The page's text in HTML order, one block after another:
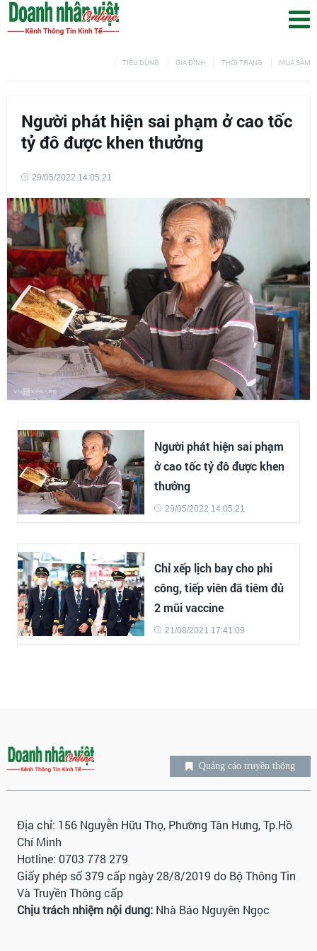
TIÊU DÙNG GIA ĐÌNH THỜI TRANG MUA SẮM
Người phát hiện sai phạm ở cao tốc
tỷ đô được khen thưởng
29/05/2022 14:05:21
Người phát hiện sai phạm
ở cao tốc tỷ đô được khen
thưởng
29/05/2022 14:05:21
Chỉ xếp lịch bay cho phi
công, tiếp viên đã tiêm đủ
2 mũi vaccine
21/08/2021 17:41:09
Quảng cáo truyền thông
Địa chỉ: 156 Nguyễn Hữu Thọ, Phường Tân Hưng, Tp.Hồ
Chí Minh
Hotline: 0703 778 279
Giấy phép số 379 cấp ngày 28/8/2019 do Bộ Thông Tin
Và Truyền Thông cấp
Chịu trách nhiệm nội dung:Nhà Báo Nguyên Ngọc